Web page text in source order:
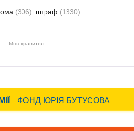
(306) штраф (1330)
Мне нравится